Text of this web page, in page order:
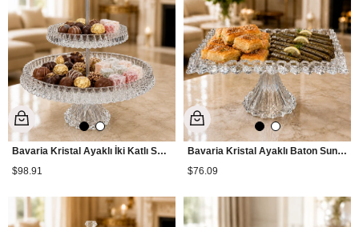
Bavaria Kristal Ayaklı İki Katlı Sunumluk
$98.91
Bavaria Kristal Ayaklı Baton Sunumluk
$76.09